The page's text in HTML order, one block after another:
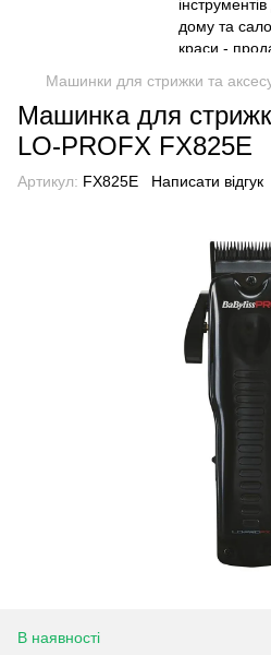
Машинки для стрижки та
Машинка для
LO-PROFX FX825E
Артикул: FX825E Написати відгук
В наявності